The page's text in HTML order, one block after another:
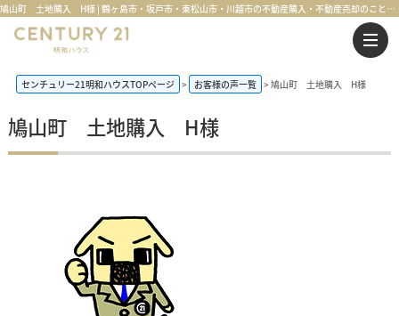
鳩山町 土地購入 H様 | 鶴ヶ島市・坂戸市・東松山市・川越市の不動産購入・不動産売却のことならセンチュリー21明和ハウス
センチュリー21明和ハウスTOPページ お客様の声一覧 鳩山町 土地購入 H様
鳩山町 土地購入 H様